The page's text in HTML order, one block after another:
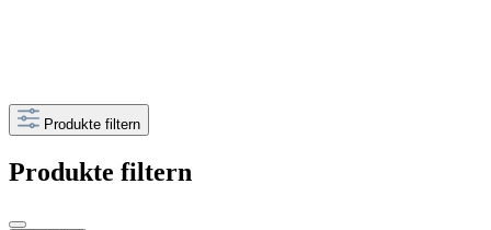
Produkte filtern
Produkte filtern